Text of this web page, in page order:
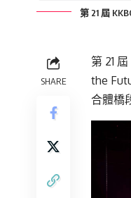
第 21 屆
SHARE
第 21
the
合體橋